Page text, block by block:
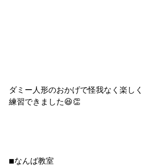
ダミー人形のおかげで怪我なく楽しく
練習できました😆👏
■なんば教室